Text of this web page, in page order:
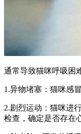
通常导致猫咪呼吸困
1.异物堵塞：猫咪感
2.剧烈运动：猫咪进
检查，确定是否存在